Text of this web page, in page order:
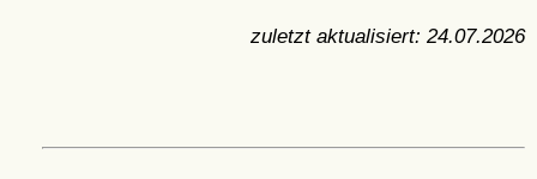
zuletzt aktualisiert: 24.07.2026